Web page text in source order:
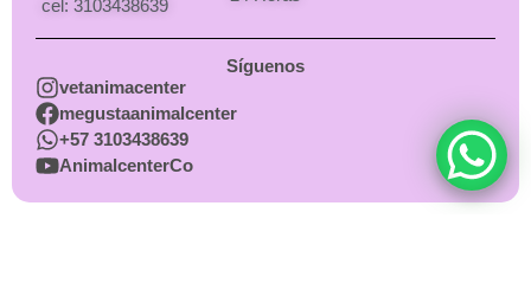
cel: 3103438639
Síguenos
vetanimacenter
megustaanimalcenter
+57 3103438639
AnimalcenterCo